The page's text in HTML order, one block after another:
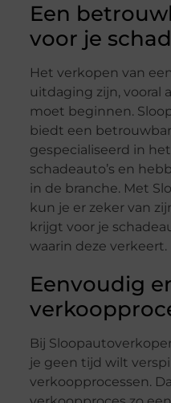
Een
voor je
Het verkopen van
uitdaging zijn, vooral
moet beginnen.
biedt een
gespecialiseerd in
schadeauto’s en
in de branche. Met
kun je er zeker van
krijgt voor je
waarin deze verkeert.
Eenvoudig
Bij
je geen tijd wilt
verkoopprocessen.